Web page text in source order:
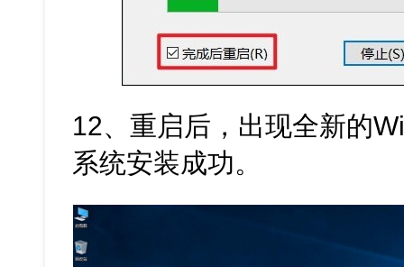
12、重启后，出现全新的
系统安装成功。